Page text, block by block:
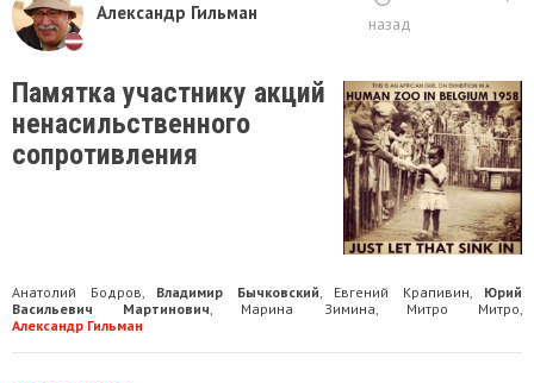
Александр Гильман
назад
Памятка участнику акций
ненасильственного
сопротивления
Анатолий Бодров, Владимир Бычковский, Евгений Крапивин, Юрий
Васильевич Мартинович, Марина Зимина, Митро Митро,
Александр Гильман